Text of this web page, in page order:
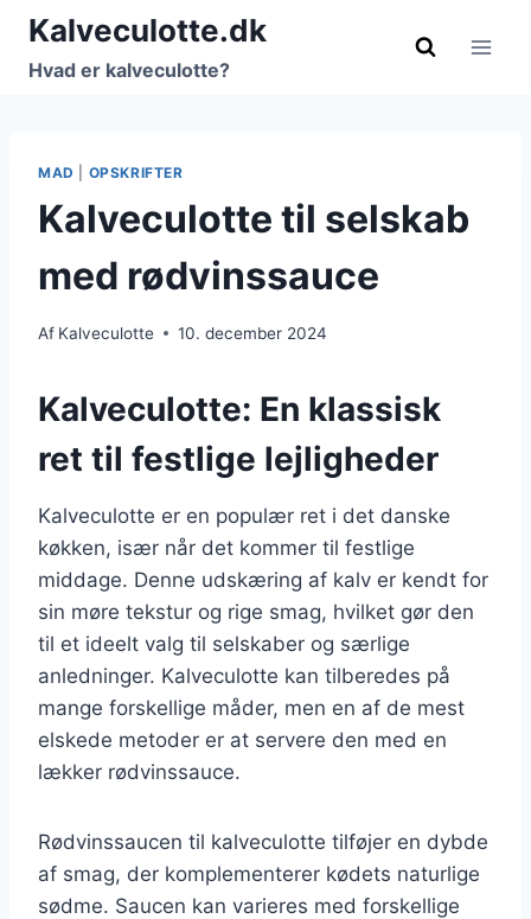
Fortsæt
indhold
Kalveculotte.dk
Hvad er kalveculotte?
MAD OPSKRIFTER
Kalveculotte til selskab
med rødvinssauce
Af Kalveculotte 10. december 2024
Kalveculotte: En klassisk
ret til festlige lejligheder
Kalveculotte er en populær ret i det danske
køkken, især når det kommer til festlige
middage. Denne udskæring af kalv er kendt for
sin møre tekstur og rige smag, hvilket gør den
til et ideelt valg til selskaber og særlige
anledninger. Kalveculotte kan tilberedes på
mange forskellige måder, men en af de mest
elskede metoder er at servere den med en
lækker rødvinssauce.
Rødvinssaucen til kalveculotte tilføjer en dybde
af smag, der komplementerer kødets naturlige
sødme. Saucen kan varieres med forskellige